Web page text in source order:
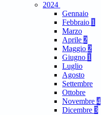
2024
Gennaio
Febbraio 1
Marzo
Aprile 2
Maggio 2
Giugno 1
Luglio
Agosto
Settembre
Ottobre
Novembre 4
Dicembre 3